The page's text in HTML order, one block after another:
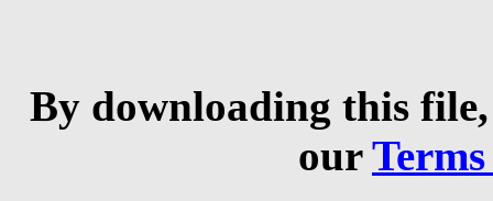
By downloading this
our